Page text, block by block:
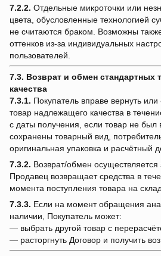
7.2.2. Отдельные микроточки или
цвета, обусловленные технологией
не считаются браком. Возможны
оттенков из-за индивидуальных
пользователей.
7.3. Возврат и обмен стандартных
качества
7.3.1. Покупатель вправе вернуть
товар надлежащего качества в
с даты получения, если товар не был
сохранены товарный вид,
оригинальная упаковка и расчётный
7.3.2. Возврат/обмен осуществляется
Продавец возвращает средства в
момента поступления товара на
7.3.3. Если на момент обращения
наличии, Покупатель может:
— выбрать другой товар с
— расторгнуть Договор и получить